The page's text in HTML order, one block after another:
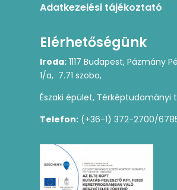
Adatkezelési tájékoztató
Elérhetőségünk
Iroda: 1117 Budapest, Pázmány
1/a, 7.71 szoba,
Északi épület, Térképtudományi
Telefon: (+36-1) 372-2700/